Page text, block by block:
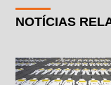
NOTÍCIAS